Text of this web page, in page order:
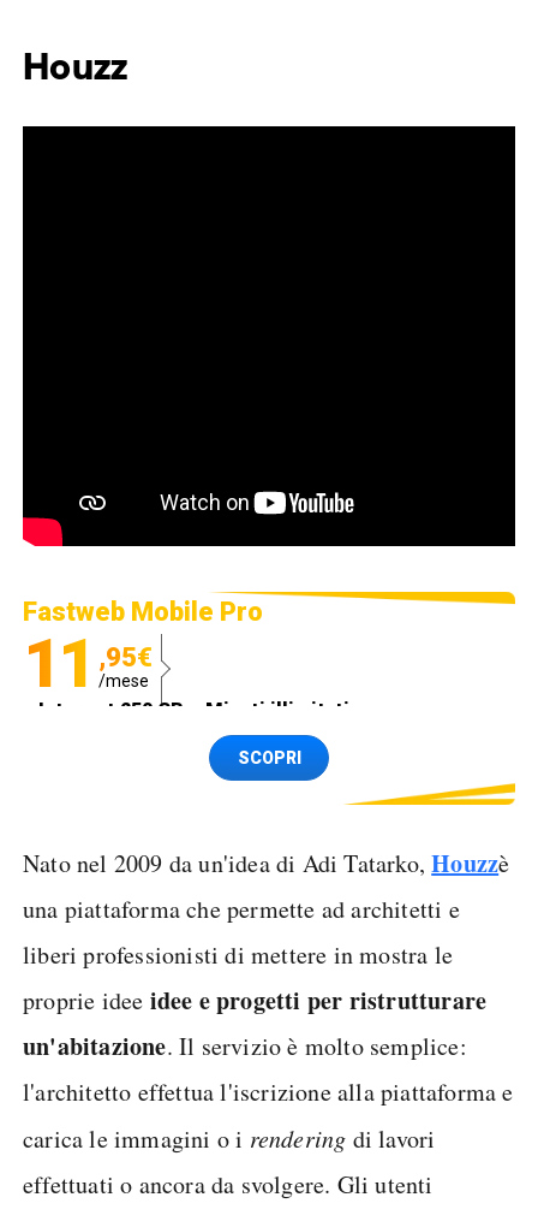
Houzz
Fastweb Mobile Pro
11 ,95€
/mese
Internet 250 GB e Minuti illimitati
Spedizione SIM GRATISSCOPRI
Nato nel 2009 da un'idea di Adi Tatarko,Houzzè
una piattaforma che permette ad architetti e
liberi professionisti di mettere in mostra le
proprie idee idee e progetti per ristrutturare
un'abitazione. Il servizio è molto semplice:
l'architetto effettua l'iscrizione alla piattaforma e
carica le immagini o i rendering di lavori
effettuati o ancora da svolgere. Gli utenti